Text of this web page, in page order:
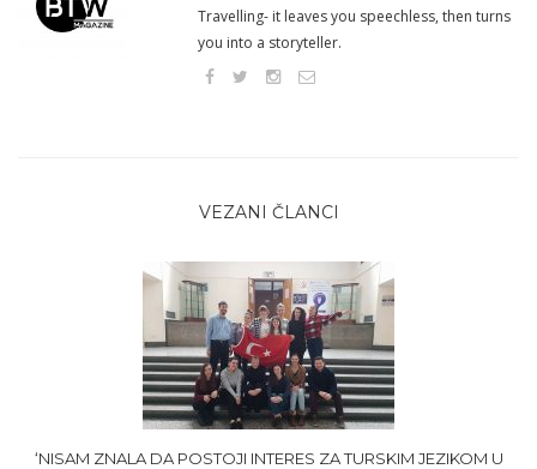
Travelling- it leaves you speechless, then turns
you into a storyteller.
VEZANI ČLANCI
‘NISAM ZNALA DA POSTOJI INTERES ZA TURSKIM JEZIKOM U